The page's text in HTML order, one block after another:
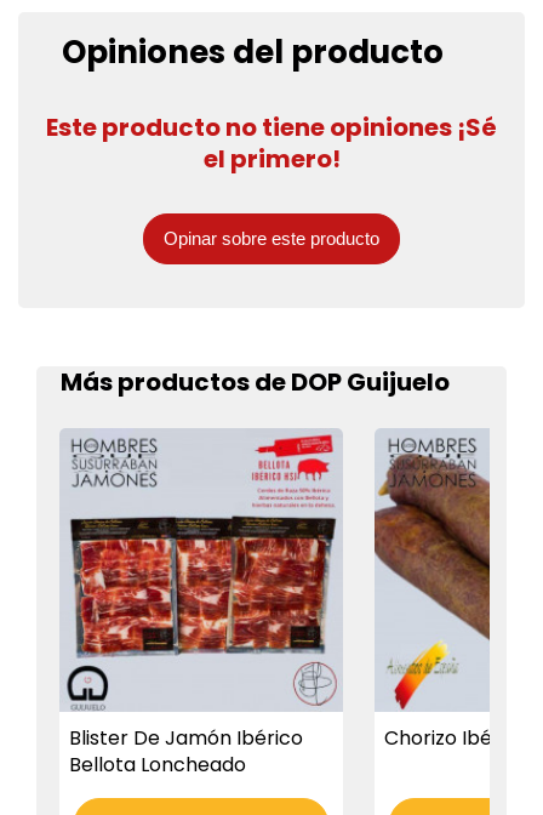
Opiniones del producto
Este producto no tiene opiniones ¡Sé
el primero!
Opinar sobre este producto
Más productos de DOP Guijuelo
Blister De Jamón Ibérico
Bellota Loncheado
Chorizo Ibérico